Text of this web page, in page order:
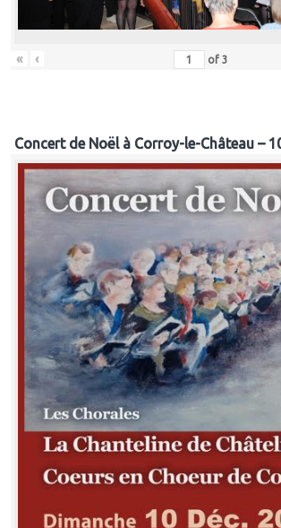
« ‹ of 3
Concert de Noël à Corroy-le-Château –